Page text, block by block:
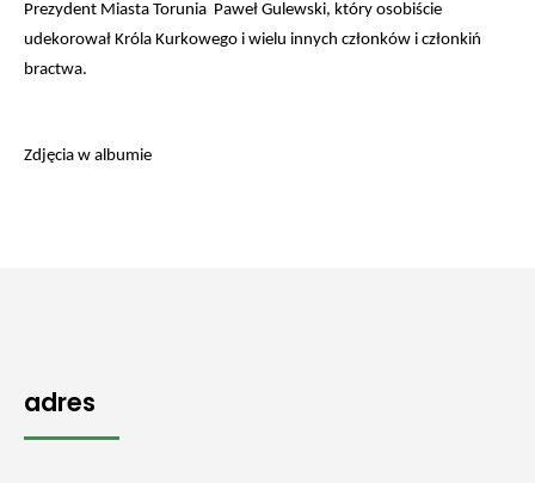
Prezydent Miasta Torunia Paweł Gulewski, który osobiście
udekorował Króla Kurkowego i wielu innych członków i członkiń
bractwa.
Zdjęcia w albumie
adres